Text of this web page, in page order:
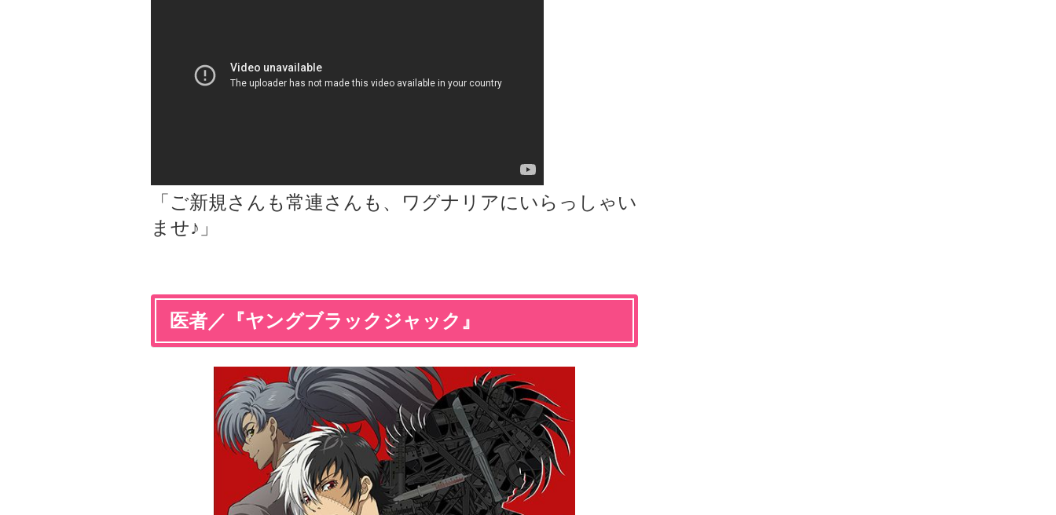
「ご新規さんも常連さんも、ワグナリアにいらっしゃい
ませ♪」
医者／『ヤングブラックジャック』